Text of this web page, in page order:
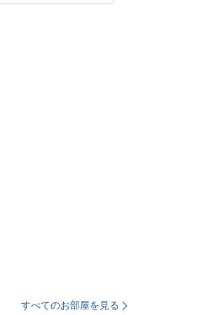
すべてのお部屋を見る